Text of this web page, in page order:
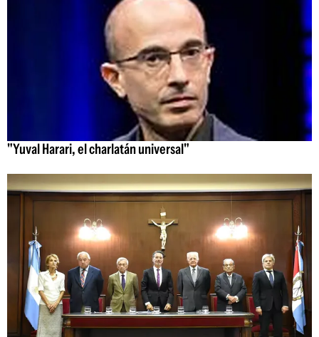
"Yuval Harari, el charlatán universal"